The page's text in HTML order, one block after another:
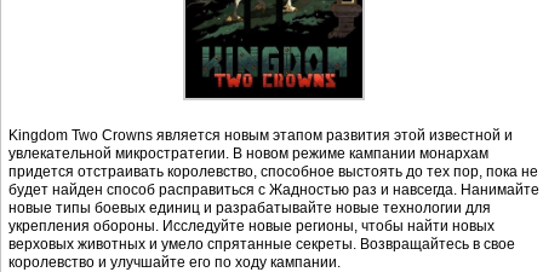
Kingdom Two Crowns является новым этапом развития этой известной и
увлекательной микростратегии. В новом режиме кампании монархам
придется отстраивать королевство, способное выстоять до тех пор, пока не
будет найден способ расправиться с Жадностью раз и навсегда. Нанимайте
новые типы боевых единиц и разрабатывайте новые технологии для
укрепления обороны. Исследуйте новые регионы, чтобы найти новых
верховых животных и умело спрятанные секреты. Возвращайтесь в свое
королевство и улучшайте его по ходу кампании.